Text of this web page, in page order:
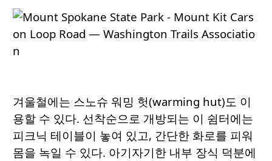
겨울철에는 스노슈 워밍 헛(warming hut)도 이
용할 수 있다. 선착순으로 개방되는 이 쉼터에는
피크닉 테이블이 놓여 있고, 간단한 화로를 피워
몸을 녹일 수 있다. 아기자기한 내부 장식 덕분에